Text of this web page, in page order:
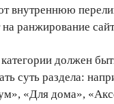
внутреннюю
на ранжирование
должен
суть раздела:
«Для дома»,